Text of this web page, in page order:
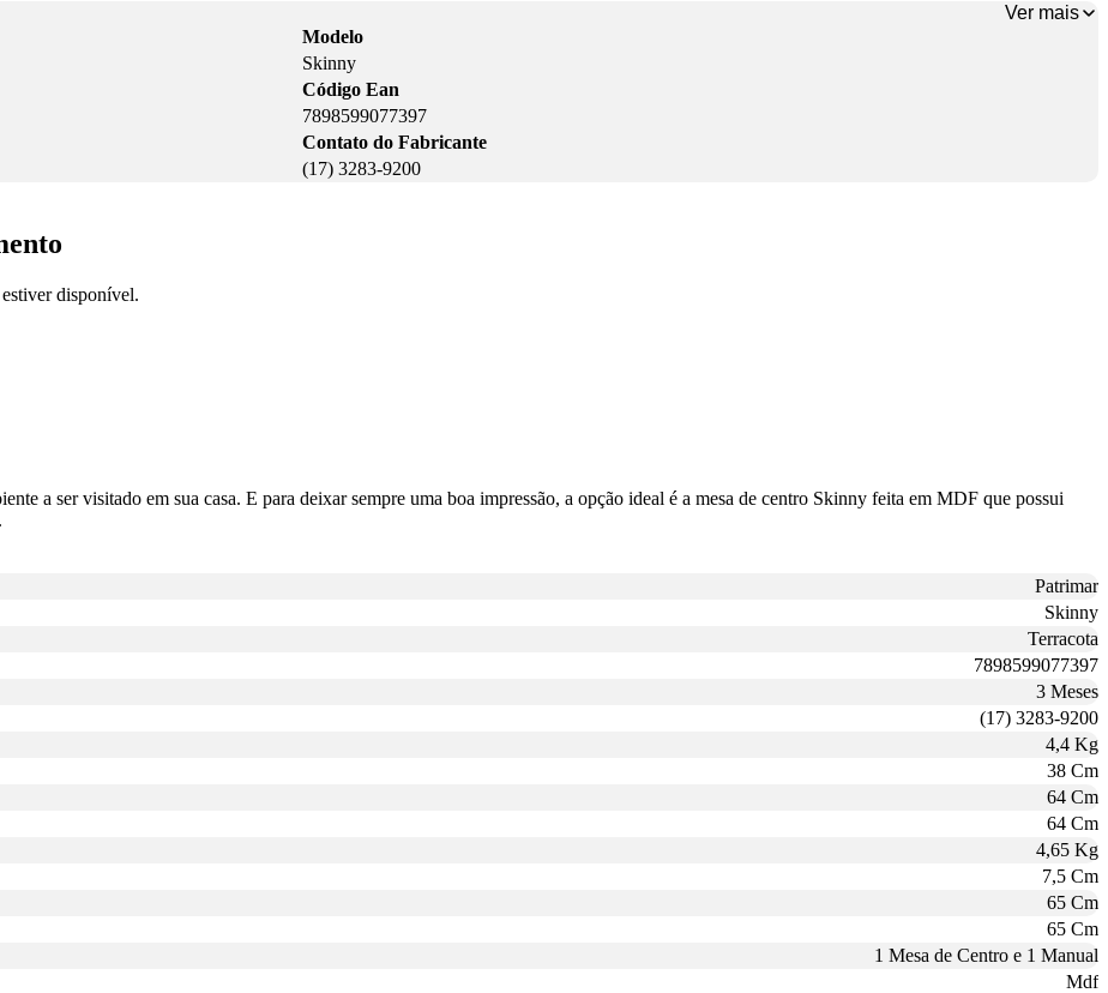
Ver mais
Modelo
Skinny
Código Ean
7898599077397
Contato do Fabricante
(17) 3283-9200
disponível.
a ser visitado em sua casa. E para deixar sempre uma boa impressão, a opção ideal é a mesa de centro Skinny feita em MDF que possui
Patrimar
Skinny
Terracota
7898599077397
3 Meses
(17) 3283-9200
4,4 Kg
38 Cm
64 Cm
64 Cm
4,65 Kg
7,5 Cm
65 Cm
65 Cm
1 Mesa de Centro e 1 Manual
Mdf